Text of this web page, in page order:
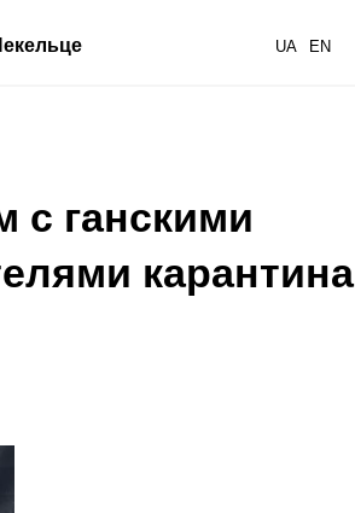
UA EN
с ганскими
карантина